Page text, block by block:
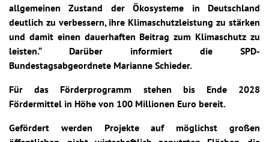
allgemeinen Zustand der Ökosysteme in Deutschland
deutlich zu verbessern, ihre Klimaschutzleistung zu stärken
und damit einen dauerhaften Beitrag zum Klimaschutz zu
leisten.“ Darüber informiert die SPD-
Bundestagsabgeordnete Marianne Schieder.
Für das Förderprogramm stehen bis Ende 2028
Fördermittel in Höhe von 100 Millionen Euro bereit.
Gefördert werden Projekte auf möglichst großen